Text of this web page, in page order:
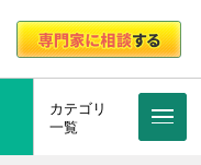
カテゴリ
一覧
メニ